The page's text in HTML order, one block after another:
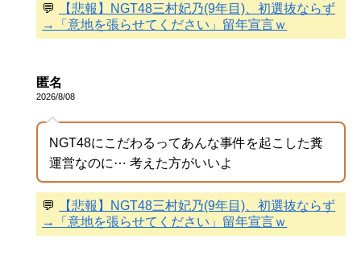
💬
【悲報】NGT48三村妃乃(9年目)、初選抜ならず
→「意地を張らせてください」留年宣言ｗ
匿名
2026/8/08
NGT48にこだわるってあんな事件を起こした糞
運営なのに⋯ 考えた方がいいよ
💬
【悲報】NGT48三村妃乃(9年目)、初選抜ならず
→「意地を張らせてください」留年宣言ｗ